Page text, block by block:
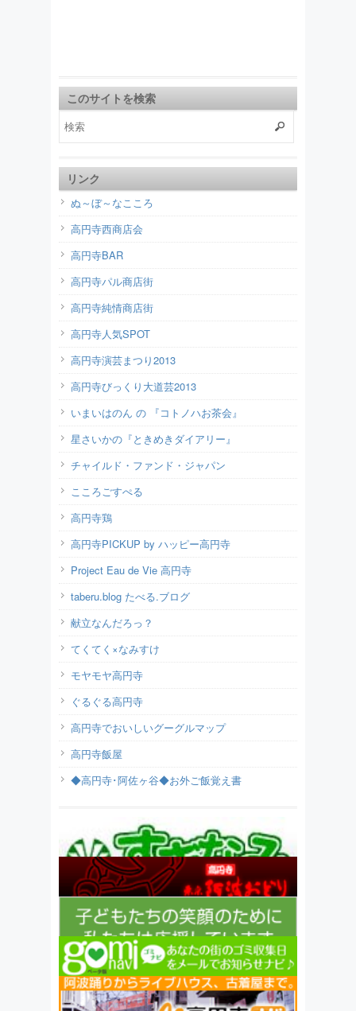
このサイトを検索
リンク
ぬ～ぼ～なこころ
高円寺西商店会
高円寺BAR
高円寺パル商店街
高円寺純情商店街
高円寺人気SPOT
高円寺演芸まつり2013
高円寺びっくり大道芸2013
いまいはのん の 『コトノハお茶会』
星さいかの『ときめきダイアリー』
チャイルド・ファンド・ジャパン
こころごすぺる
高円寺鶏
高円寺PICKUP by ハッピー高円寺
Project Eau de Vie 高円寺
taberu.blog たべる.ブログ
献立なんだろっ？
てくてく×なみすけ
モヤモヤ高円寺
ぐるぐる高円寺
高円寺でおいしいグーグルマップ
高円寺飯屋
◆高円寺･阿佐ヶ谷◆お外ご飯覚え書